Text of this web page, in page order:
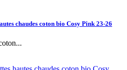
chaudes coton bio Cosy Pink 23-26